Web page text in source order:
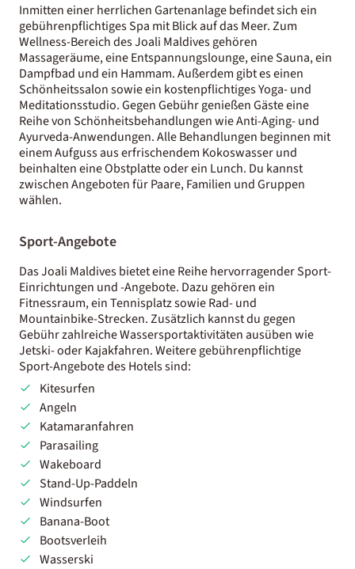
Inmitten einer herrlichen Gartenanlage befindet sich ein
gebührenpflichtiges Spa mit Blick auf das Meer. Zum
Wellness-Bereich des Joali Maldives gehören
Massageräume, eine Entspannungslounge, eine Sauna, ein
Dampfbad und ein Hammam. Außerdem gibt es einen
Schönheitssalon sowie ein kostenpflichtiges Yoga- und
Meditationsstudio. Gegen Gebühr genießen Gäste eine
Reihe von Schönheitsbehandlungen wie Anti-Aging- und
Ayurveda-Anwendungen. Alle Behandlungen beginnen mit
einem Aufguss aus erfrischendem Kokoswasser und
beinhalten eine Obstplatte oder ein Lunch. Du kannst
zwischen Angeboten für Paare, Familien und Gruppen
wählen.
Sport-Angebote
Das Joali Maldives bietet eine Reihe hervorragender Sport-
Einrichtungen und -Angebote. Dazu gehören ein
Fitnessraum, ein Tennisplatz sowie Rad- und
Mountainbike-Strecken. Zusätzlich kannst du gegen
Gebühr zahlreiche Wassersportaktivitäten ausüben wie
Jetski- oder Kajakfahren. Weitere gebührenpflichtige
Sport-Angebote des Hotels sind:
Kitesurfen
Angeln
Katamaranfahren
Parasailing
Wakeboard
Stand-Up-Paddeln
Windsurfen
Banana-Boot
Bootsverleih
Wasserski